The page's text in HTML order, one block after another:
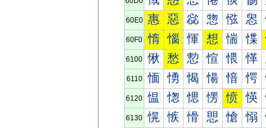
60E0 惠 惡 惢 惣 惤 惥
60F0 惰 惱 惲 想 惴 惵
6100 愀 愁 愂 愃 愄 愅
6110 愐 愑 愒 愓 愔 愕
6120 愠 愡 愢 愣 愤 愥
6130 愰 愱 愲 愳 愴 愵